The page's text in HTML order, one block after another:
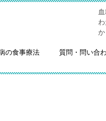
か
の食事療法 質問・問い合